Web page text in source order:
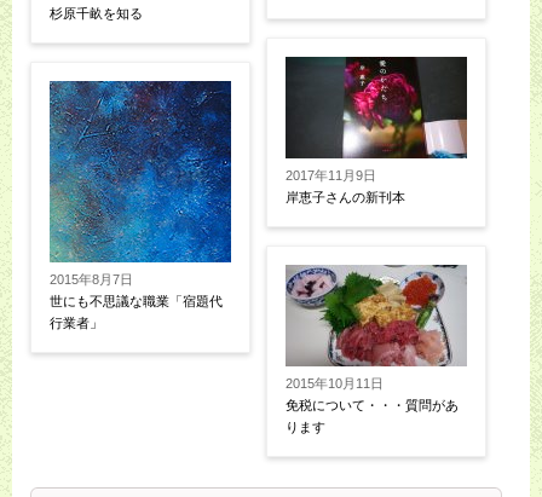
杉原千畝を知る
2015年8月7日
世にも不思議な職業「宿題代
行業者」
2017年11月9日
岸恵子さんの新刊本
2015年10月11日
免税について・・・質問があ
ります